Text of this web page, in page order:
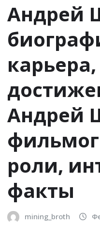
Андрей
карьера,
Андрей
роли,
факты
mining_broth